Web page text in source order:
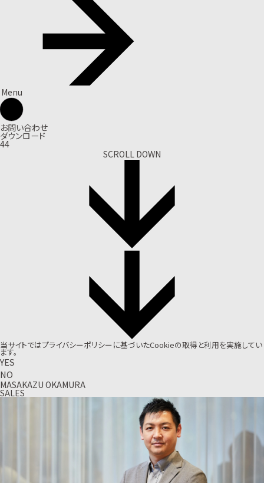
Menu
お問い合わせ
ダウンロード
44
SCROLL DOWN
当サイトではプライバシーポリシーに基づいたCookieの取得と利用を実施してい
ます。
YES
NO
MASAKAZU OKAMURA
SALES